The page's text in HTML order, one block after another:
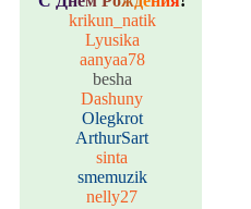
krikun_natik
Lyusika
aanyaa78
besha
Dashuny
Olegkrot
ArthurSart
sinta
smemuzik
nelly27